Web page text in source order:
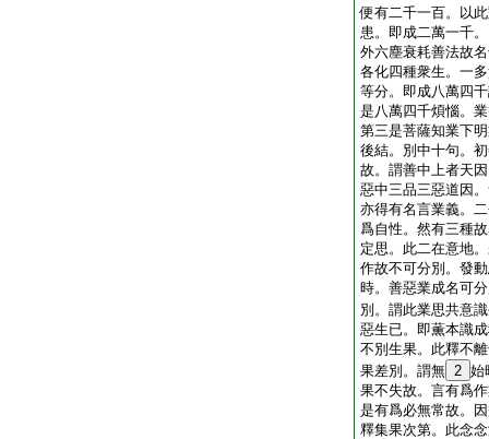
便有二千一百。以
患。即成二萬一千
外六塵衰耗善法故
各化四種衆生。一
等分。即成八萬四
是八萬四千煩惱。
第三是菩薩知業下
後結。別中十句。
故。謂善中上者天
惡中三品三惡道因
亦得有名言業義。
爲自性。然有三種
定思。此二在意地
作故不可分別。發
時。善惡業成名可
別。謂此業思共意
惡生已。即薫本識
不別生果。此釋不
果差別。謂無 2 始
果不失故。言有爲
是有爲必無常故。
釋集果次第。此念